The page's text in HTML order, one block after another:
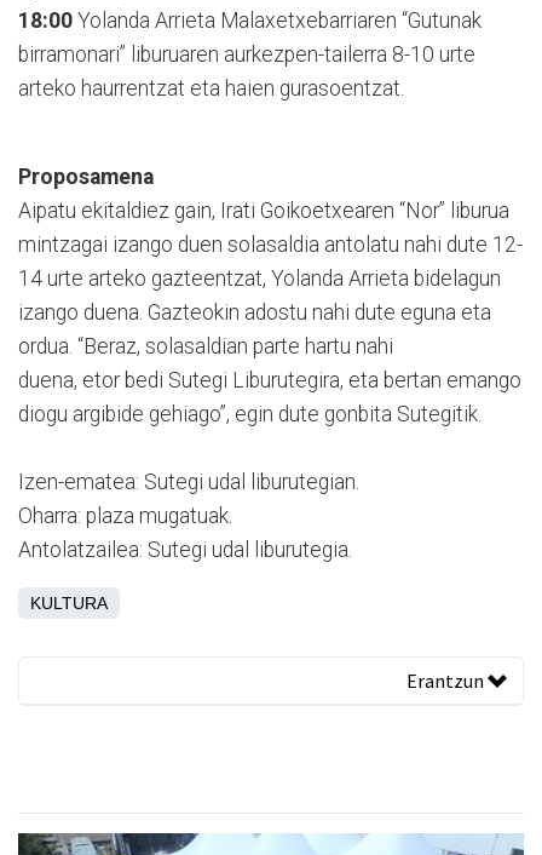
18:00 Yolanda Arrieta Malaxetxebarriaren “Gutunak
birramonari” liburuaren aurkezpen-tailerra 8-10 urte
arteko haurrentzat eta haien gurasoentzat.
Proposamena
Aipatu ekitaldiez gain, Irati Goikoetxearen “Nor” liburua
mintzagai izango duen solasaldia antolatu nahi dute 12-
14 urte arteko gazteentzat, Yolanda Arrieta bidelagun
izango duena. Gazteokin adostu nahi dute eguna eta
ordua. “Beraz, solasaldian parte hartu nahi
duena, etor bedi Sutegi Liburutegira, eta bertan emango
diogu argibide gehiago”, egin dute gonbita Sutegitik.
Izen-ematea: Sutegi udal liburutegian.
Oharra: plaza mugatuak.
Antolatzailea: Sutegi udal liburutegia.
KULTURA
Erantzun